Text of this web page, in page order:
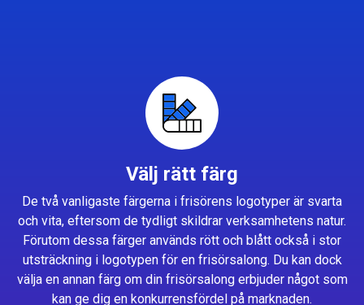
Välj rätt färg
De två vanligaste färgerna i frisörens logotyper är svarta
och vita, eftersom de tydligt skildrar verksamhetens natur.
Förutom dessa färger används rött och blått också i stor
utsträckning i logotypen för en frisörsalong. Du kan dock
välja en annan färg om din frisörsalong erbjuder något som
kan ge dig en konkurrensfördel på marknaden.